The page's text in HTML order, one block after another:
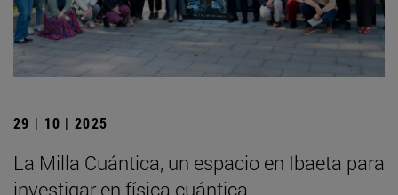
29 | 10 | 2025
La Milla Cuántica, un espacio en Ibaeta para
investigar en física cuántica